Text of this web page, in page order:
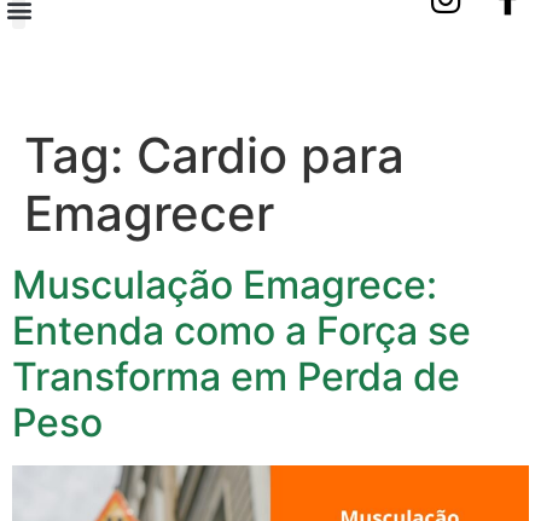
Tag: Cardio para
Emagrecer
Musculação Emagrece:
Entenda como a Força se
Transforma em Perda de
Peso